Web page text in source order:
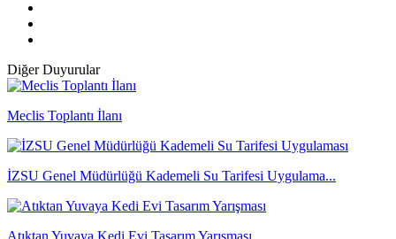
Diğer Duyurular
Meclis Toplantı İlanı
İZSU Genel Müdürlüğü Kademeli Su Tarifesi Uygulama...